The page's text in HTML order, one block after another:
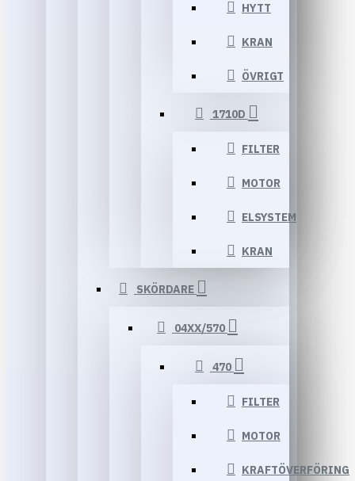
HYTT
KRAN
ÖVRIGT
1710D
FILTER
MOTOR
ELSYSTEM
KRAN
SKÖRDARE
04XX/570
470
FILTER
MOTOR
KRAFTÖVERFÖRING